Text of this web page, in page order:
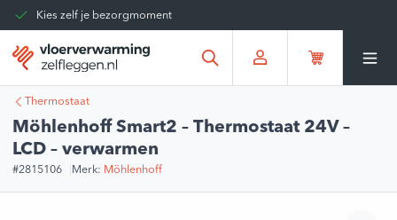
Kies zelf je bezorgmoment
Tot 30 dagen terug te sturen
Gratis verzending vanaf
€375,00*
Thermostaat
Möhlenhoff Smart2 – Thermostaat 24V –
LCD – verwarmen
#2815106 Merk: Möhlenhoff